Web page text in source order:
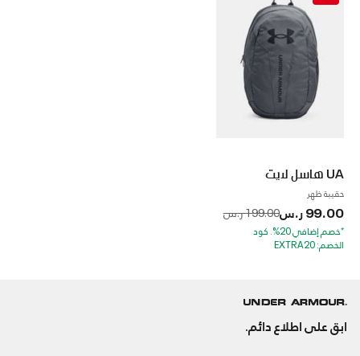
UA هاسل لايت
حقيبة ظهر
99.00 ر.س Price reduced from
199.00 ر.س to
*خصم إضافي 20%. كود
الخصم: EXTRA20
ابق على اطلاع دائم.